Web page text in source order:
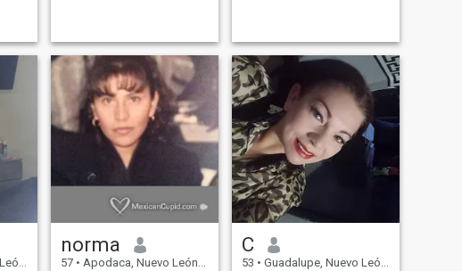
norma
57 • Apodaca, Nuevo León, Mexico
C
53 • Guadalupe, Nuevo León, Mexico